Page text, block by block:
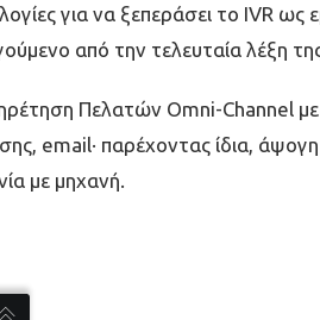
για να ξεπεράσει το IVR ως
από την τελευταία λέξη
Πελατών Omni-Channel
email· παρέχοντας ίδια, άψογη
με μηχανή.